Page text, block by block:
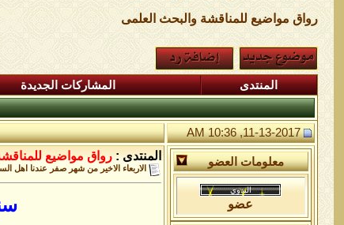
رواق مواضيع للمناقشة والبحث العلمى
المنتدى المشاركات الجديدة
11-13-2017, 10:36 AM
معلومات العضو
عضو
المنتدى : رواق مواضيع
الاربعاء الاخير من شهر صفر عندنا اهل